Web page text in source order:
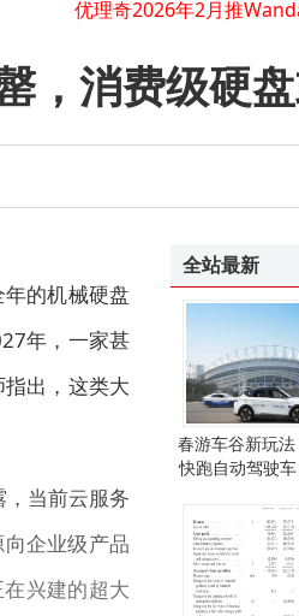
全额补偿
，消费级硬
的机械硬盘
年，一家甚
出，这类大
当前云服务
企业级产品
兴建的超大
全站最新
春游车谷新玩法
快跑自动驾驶车